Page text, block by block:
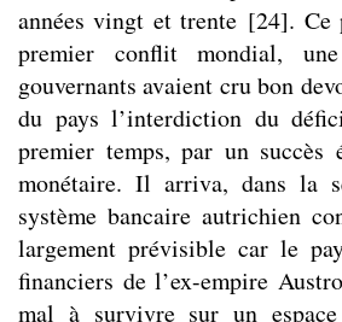
années vingt et trente [24]. Ce
premier conflit mondial,
gouvernants avaient cru bon
du pays l’interdiction du
premier temps, par un
monétaire. Il arriva, dans la
système bancaire autrichien
largement prévisible car le
financiers de l’ex-empire
mal à survivre sur un espace